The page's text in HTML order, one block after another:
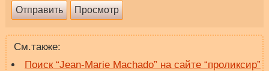
См.также:
Поиск “Jean-Marie Machado” на сайте “проликсир”